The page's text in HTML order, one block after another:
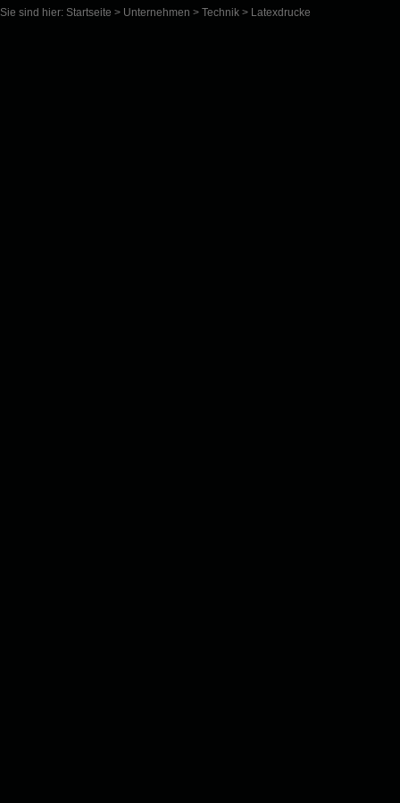
Sie sind hier: Startseite > Unternehmen > Technik > Latexdrucke